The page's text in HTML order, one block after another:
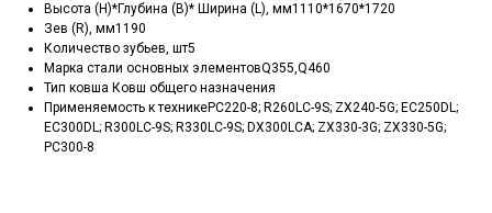
Высота (H)*Глубина (B)* Ширина (L), мм1110*1670*1720
Зев (R), мм1190
Количество зубьев, шт5
Марка стали основных элементовQ355,Q460
Тип ковша Ковш общего назначения
Применяемость к техникеPC220-8; R260LC-9S; ZX240-5G; EC250DL;
EC300DL; R300LC-9S; R330LC-9S; DX300LCA; ZX330-3G; ZX330-5G;
PC300-8